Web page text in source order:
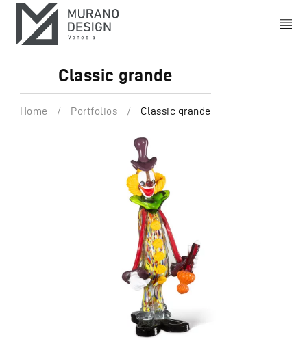
Classic grande
Home / Portfolios / Classic grande